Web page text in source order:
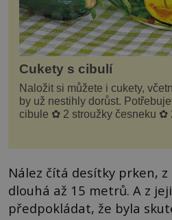
Cukety s cibulí
Naložit si můžete i cukety,
by už nestihly dorůst.
cibule ✿ 2 stroužky česneku ✿
Nález čítá desítky prken,
dlouhá až 15 metrů. A z
předpokládat, že byla